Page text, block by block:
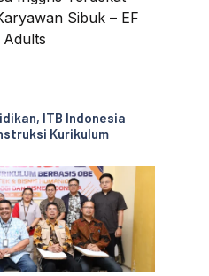
ITB Indonesia
Kurikulum